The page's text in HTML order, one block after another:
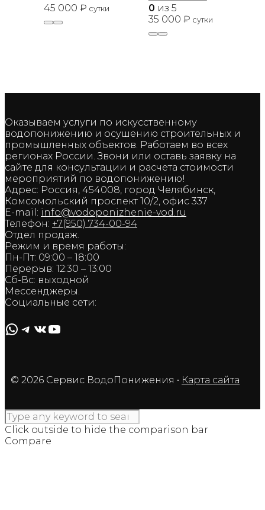
45 000 ₽ сутки
0 из 5
35 000 ₽ сутки
Оказываем услуги по искусственному
водопонижению и осушению строительных и
промышленных объектов. Работаем во всех
регионах России. Звони или оставь заявку на
сайте для консультации и расчета стоимости
мероприятий по водопонижению!
Адрес: Россия, 454008, город Челябинск,
Комсомольский проспект 10/2, офис 337
E-mail: info@vodoponizhenie-vod.ru
Телефон: +7(950) 734-00-94
Отдел продаж.
Режим и время работы:
Пн-Пт: 09:00 – 18:00
Перерыв: 12:30 – 13:00
Сб-Вс: выходной
Мессенджеры.
Социальные сети:
WhatsApp
Telegram
ВКонтакте
YouTube
© 2026 Сервис ВодоПонижения • Карта сайта
Click outside to hide the comparison bar
Compare